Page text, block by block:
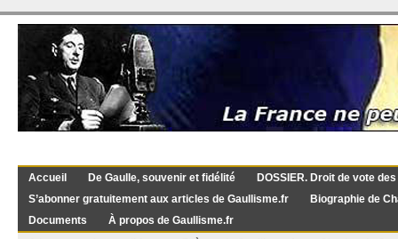
Accueil De Gaulle, souvenir et fidélité
DOSSIER. Droit de vote
S’abonner gratuitement aux articles de Gaullisme.fr
Biographie de
Documents
À propos de Gaullisme.fr